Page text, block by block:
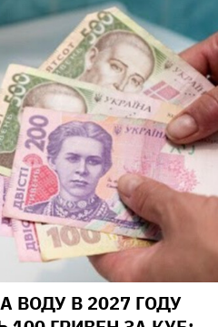
ВОДУ В 2027 ГОДУ